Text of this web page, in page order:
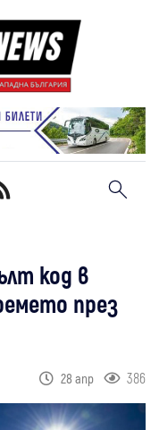
код в
през
28 апр 386